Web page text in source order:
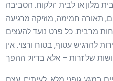
מלון או לבית הלקוח. הסביבה
תאורה חמימה, מוזיקה מרגיעה
מרבית. כל פרט נועד להעצים
להרגיש עטוף, בטוח ורצוי. אין